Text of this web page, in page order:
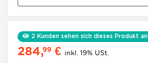
2 Kunden sehen sich dieses Produkt an
284,99 € inkl. 19% USt.